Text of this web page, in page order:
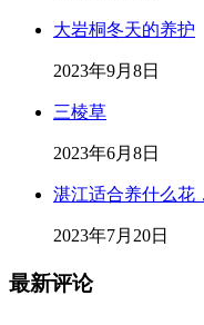
大岩桐冬天的养护
2023年9月8日
三棱草
2023年6月8日
湛江适合养什么花
2023年7月20日
最新评论